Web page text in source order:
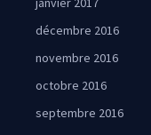
décembre 2016
novembre 2016
octobre 2016
septembre 2016